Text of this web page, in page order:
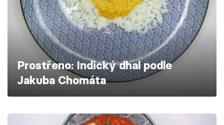
Škola vaření
Recepty z TV
Speciál: Cuketa
Těhotnej kuchař
Prostřeno: Indický dhal podle
Jakuba Chomáta